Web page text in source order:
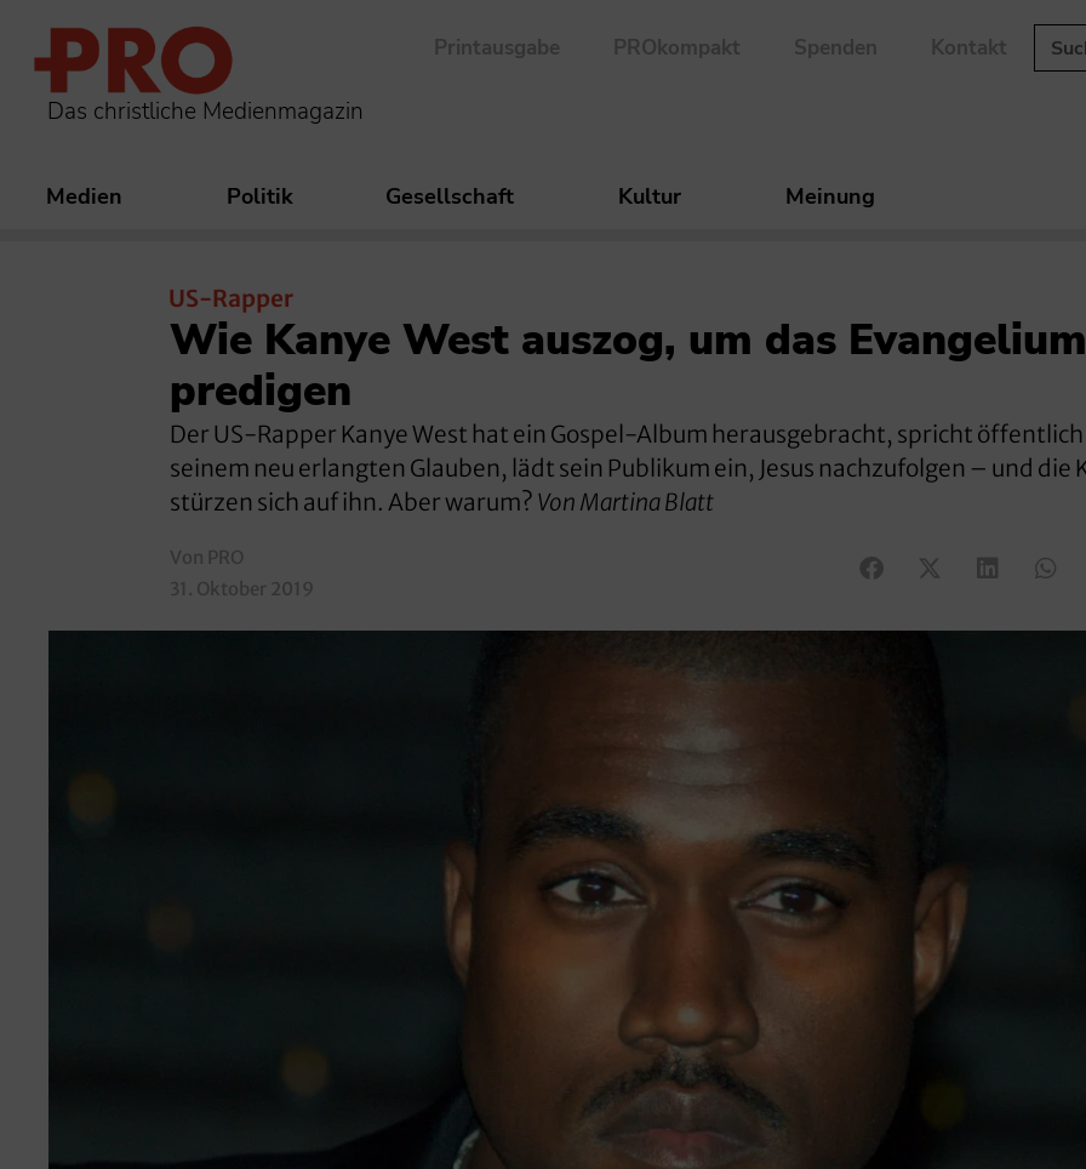
Das christliche Medienmagazin
Printausgabe PROkompakt Spenden Kontakt
Medien Politik Gesellschaft Kultur Meinung
US-Rapper
Wie Kanye West auszog, um das
predigen
Der US-Rapper Kanye West hat ein Gospel-Album herausgebracht, spricht öffentlich
seinem neu erlangten Glauben, lädt sein Publikum ein, Jesus nachzufolgen – und die
stürzen sich auf ihn. Aber warum? Von Martina Blatt
Von PRO
31. Oktober 2019